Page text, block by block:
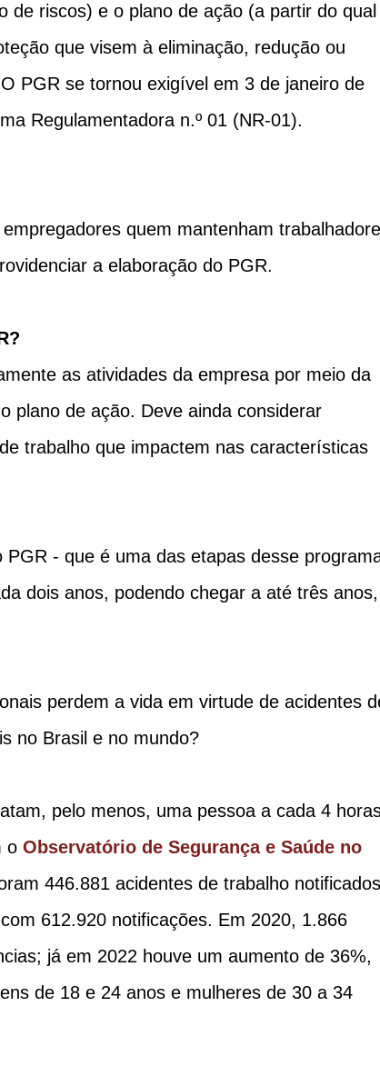
de riscos) e o plano de ação (a partir do qual
que visem à eliminação, redução ou
PGR se tornou exigível em 3 de janeiro de
Regulamentadora n.º 01 (NR-01).
quem mantenham
a elaboração do PGR.
as atividades da empresa por meio da
plano de ação. Deve ainda considerar
trabalho que impactem nas características
- que é uma das etapas desse
dois anos, podendo chegar a até três anos,
perdem a vida em virtude de acidentes
no Brasil e no mundo?
pelo menos, uma pessoa a cada 4
o Observatório de Segurança e Saúde no
446.881 acidentes de trabalho
612.920 notificações. Em 2020, 1.866
já em 2022 houve um aumento de 36%,
de 18 e 24 anos e mulheres de 30 a 34